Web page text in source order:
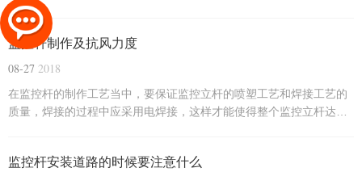
际情况选择摄像机类型进行补点。
监控杆制作及抗风力度
08-27 2018
在监控杆的制作工艺当中，要保证监控立杆的喷塑工艺和焊接工艺的
质量，焊接的过程中应采用电焊接，这样才能使得整个监控立杆达到
定的钝化处理，这样监控立杆的性能才会更稳定。
监控杆安装道路的时候要注意什么